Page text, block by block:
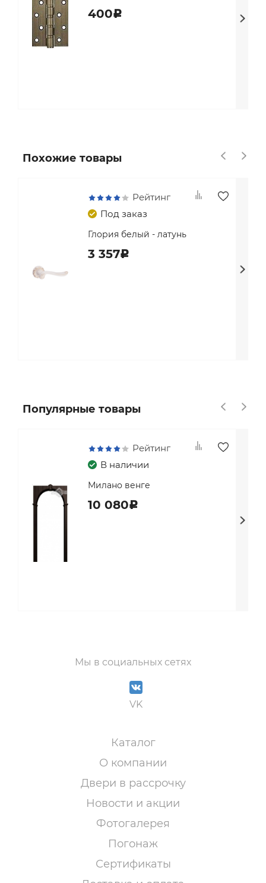
400c
Похожие товары
Рейтинг
Под заказ
Глория белый - латунь
3 357c
Популярные товары
Рейтинг
В наличии
Милано венге
10 080c
Мы в социальных сетях
VK
Каталог
О компании
Двери в рассрочку
Новости и акции
Фотогалерея
Погонаж
Сертификаты